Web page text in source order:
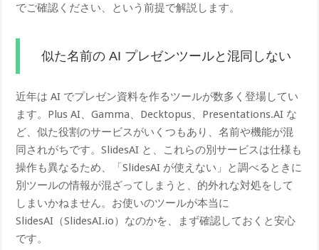
でご確認ください、という前提で解説します。
似た名前の AI プレゼンツールと混同しない
近年は AI でプレゼン資料を作るツールが数多く登場してい
ます。Plus AI、Gamma、Decktopus、Presentations.AI な
ど、似た役割のサービスがいくつもあり、名前や機能が混
同されがちです。SlidesAI と、これらの別サービスは仕様も
操作も異なるため、「SlidesAI が使えない」と調べるときに
別ツールの情報が混ざってしまうと、的外れな対処をして
しまいかねません。お使いのツールが本当に
SlidesAI（SlidesAI.io）なのかを、まず確認しておくと安心
です。